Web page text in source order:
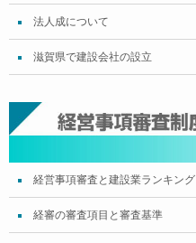
法人成について
滋賀県で建設会社の設立
経営事項審査と建設業ランキング
経審の審査項目と審査基準